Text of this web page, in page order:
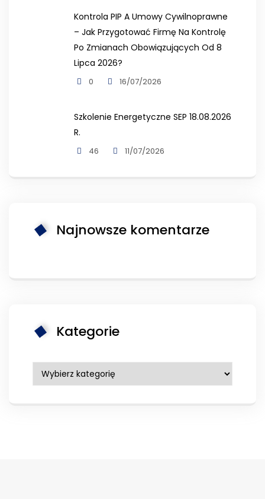
Kontrola PIP A Umowy Cywilnoprawne
– Jak Przygotować Firmę Na Kontrolę
Po Zmianach Obowiązujących Od 8
Lipca 2026?
0 16/07/2026
Szkolenie Energetyczne SEP 18.08.2026
R.
46 11/07/2026
Najnowsze komentarze
Kategorie
Kategorie